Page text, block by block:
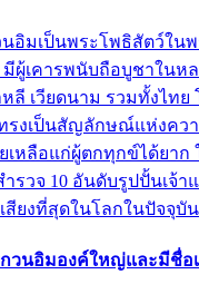
นอิมเป็นพระโพธิสัตว์ใน
ผู้เคารพนับถือบูชาในหล
ลี เวียดนาม รวมทั้งไทย
รงเป็นสัญลักษณ์แห่งคว
เหลือแก่ผู้ตกทุกข์ได้ยาก
ำรวจ 10 อันดับรูปปั้นเจ้
สียงที่สุดในโลกในปัจจุบัน
วนอิมองค์ใหญ่และมีชื่อ